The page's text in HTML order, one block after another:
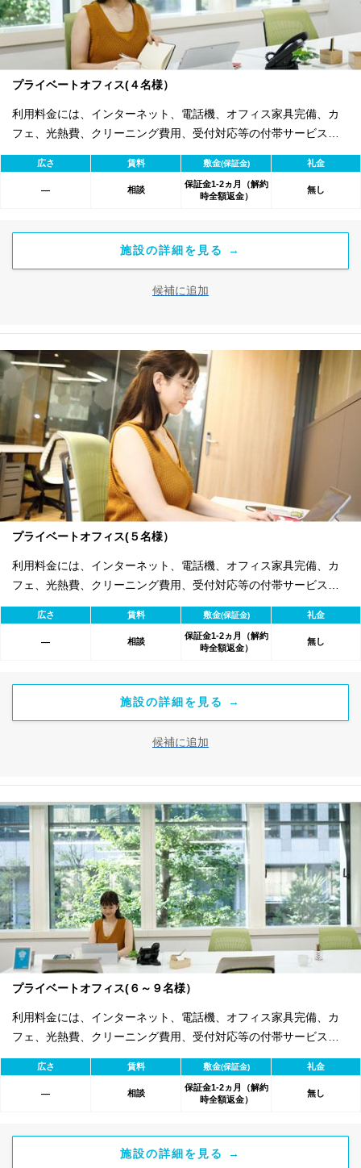
プライベートオフィス(４名様）
利用料金には、インターネット、電話機、オフィス家具完備、カ
フェ、光熱費、クリーニング費用、受付対応等の付帯サービスす
べて含まれ、追加料金不要です。 また適宜キャンペーン、契約期
間による割引特典あります。
広さ 賃料 敷金(保証金) 礼金
― 相談
保証金1-2ヵ月（解約
時全額返金）
無し
施設の詳細を見る →
候補に追加
プライベートオフィス(５名様）
利用料金には、インターネット、電話機、オフィス家具完備、カ
フェ、光熱費、クリーニング費用、受付対応等の付帯サービスす
べて含まれ、追加料金不要です。 また適宜キャンペーン、契約期
間による割引特典あります。
広さ 賃料 敷金(保証金) 礼金
― 相談
保証金1-2ヵ月（解約
時全額返金）
無し
施設の詳細を見る →
候補に追加
プライベートオフィス(６～９名様）
利用料金には、インターネット、電話機、オフィス家具完備、カ
フェ、光熱費、クリーニング費用、受付対応等の付帯サービスす
べて含まれ、追加料金不要です。 また適宜キャンペーン、契約期
間による割引特典あります。
広さ 賃料 敷金(保証金) 礼金
― 相談
保証金1-2ヵ月（解約
時全額返金）
無し
施設の詳細を見る →